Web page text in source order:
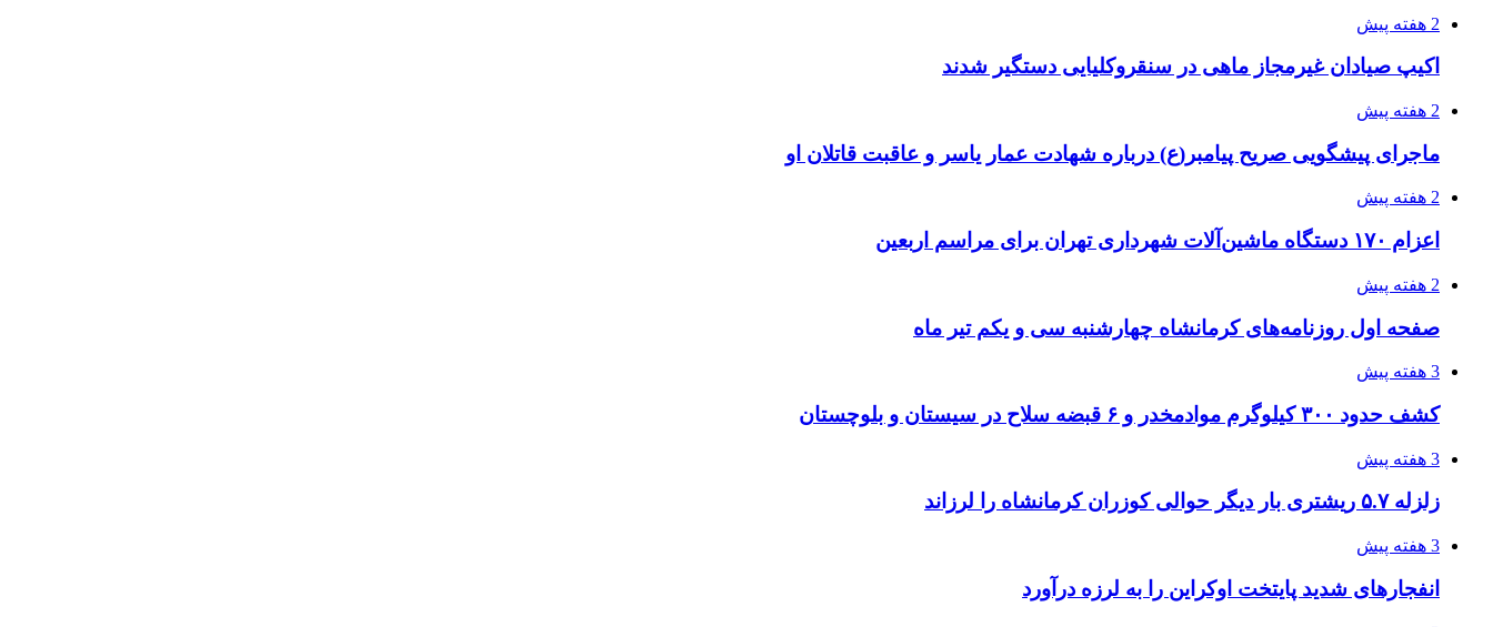
2 هفته پیش
اکیپ صیادان غیرمجاز ماهی در سنقروکلیایی دستگیر شدند
2 هفته پیش
ماجرای پیشگویی صریح پیامبر(ع) درباره شهادت عمار یاسر و عاقبت قاتلان او
2 هفته پیش
اعزام ۱۷۰ دستگاه ماشین‌آلات شهرداری تهران برای مراسم اربعین
2 هفته پیش
صفحه اول روزنامه‌های کرمانشاه چهارشنبه سی و یکم تیر ماه
3 هفته پیش
کشف حدود ۳۰۰ کیلوگرم موادمخدر و ۶ قبضه سلاح در سیستان و بلوچستان
3 هفته پیش
زلزله ۵.۷ ریشتری بار دیگر حوالی کوزران کرمانشاه را لرزاند
3 هفته پیش
انفجارهای شدید پایتخت اوکراین را به لرزه درآورد